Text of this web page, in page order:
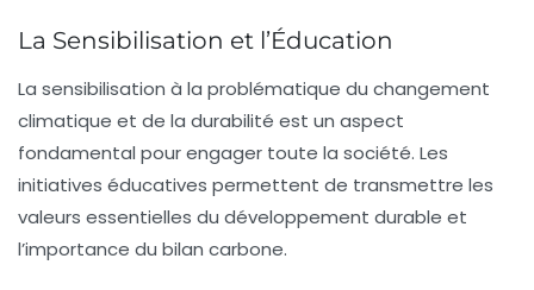
La Sensibilisation et l’Éducation
La sensibilisation à la problématique du changement
climatique et de la durabilité est un aspect
fondamental pour engager toute la société. Les
initiatives éducatives permettent de transmettre les
valeurs essentielles du développement durable et
l’importance du bilan carbone.